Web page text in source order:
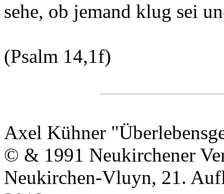
sehe, ob jemand klug sei
(Psalm 14,1f)
Axel Kühner
© & 1991 Neukirchener
Neukirchen-Vluyn, 21.